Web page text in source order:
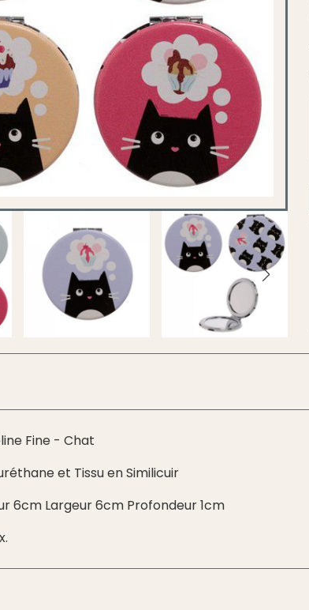
Fine - Chat
et Tissu en Similicuir
6cm Largeur 6cm Profondeur 1cm